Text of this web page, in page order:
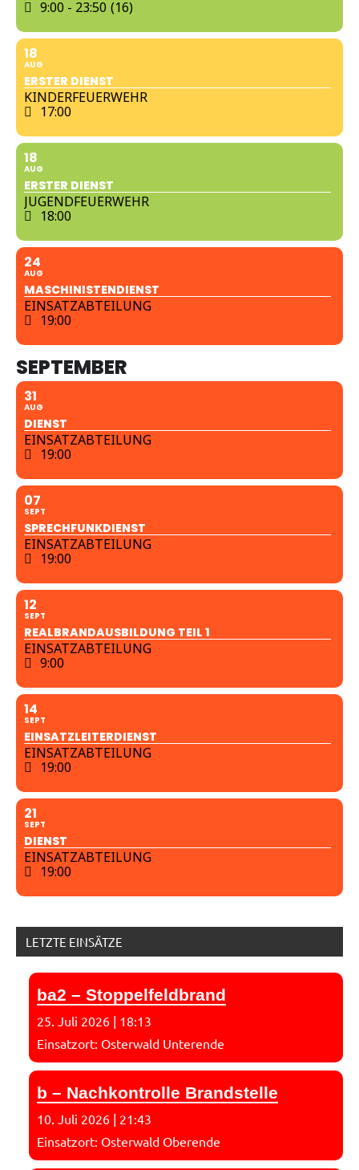
9:00 - 23:50 (16)
18
AUG
ERSTER DIENST
KINDERFEUERWEHR
17:00
18
AUG
ERSTER DIENST
JUGENDFEUERWEHR
18:00
24
AUG
MASCHINISTENDIENST
EINSATZABTEILUNG
19:00
SEPTEMBER
31
AUG
DIENST
EINSATZABTEILUNG
19:00
07
SEPT
SPRECHFUNKDIENST
EINSATZABTEILUNG
19:00
12
SEPT
REALBRANDAUSBILDUNG TEIL 1
EINSATZABTEILUNG
9:00
14
SEPT
EINSATZLEITERDIENST
EINSATZABTEILUNG
19:00
21
SEPT
DIENST
EINSATZABTEILUNG
19:00
LETZTE EINSÄTZE
ba2 – Stoppelfeldbrand
25. Juli 2026 | 18:13
Einsatzort: Osterwald Unterende
b – Nachkontrolle Brandstelle
10. Juli 2026 | 21:43
Einsatzort: Osterwald Oberende